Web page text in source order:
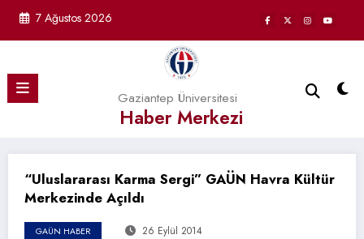
7 Ağustos 2026
Gaziantep Üniversitesi
Haber Merkezi
“Uluslararası Karma Sergi” GAÜN Havra Kültür
Merkezinde Açıldı
GAÜN HABER 26 Eylül 2014